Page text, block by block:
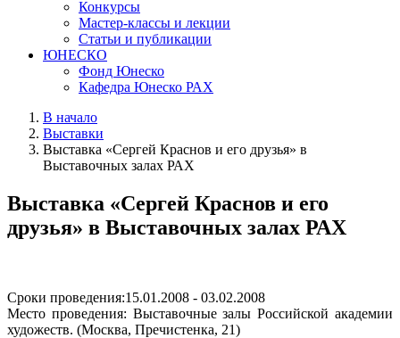
Конкурсы
Мастер-классы и лекции
Статьи и публикации
ЮНЕСКО
Фонд Юнеско
Кафедра Юнеско РАХ
В начало
Выставки
Выставка «Сергей Краснов и его друзья» в
Выставочных залах РАХ
Выставка «Сергей Краснов и его
друзья» в Выставочных залах РАХ
Сроки проведения:15.01.2008 - 03.02.2008
Место проведения: Выставочные залы Российской академии
художеств. (Москва, Пречистенка, 21)